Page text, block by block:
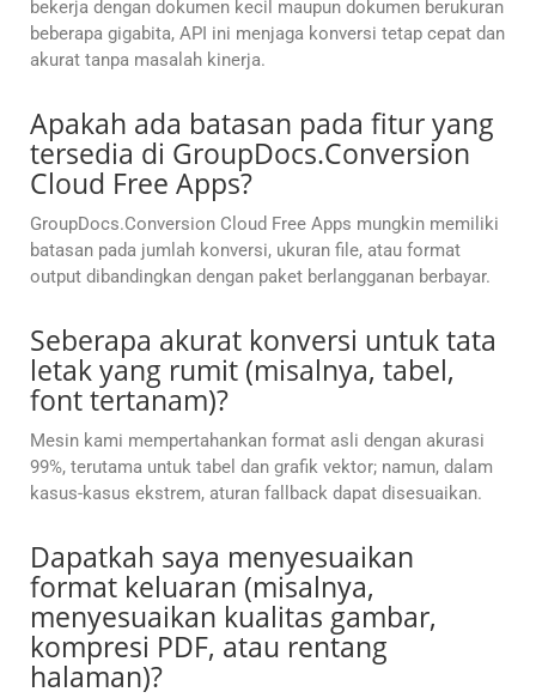
bekerja dengan dokumen kecil maupun dokumen berukuran
beberapa gigabita, API ini menjaga konversi tetap cepat dan
akurat tanpa masalah kinerja.
Apakah ada batasan pada fitur yang
tersedia di GroupDocs.Conversion
Cloud Free Apps?
GroupDocs.Conversion Cloud Free Apps mungkin memiliki
batasan pada jumlah konversi, ukuran file, atau format
output dibandingkan dengan paket berlangganan berbayar.
Seberapa akurat konversi untuk tata
letak yang rumit (misalnya, tabel,
font tertanam)?
Mesin kami mempertahankan format asli dengan akurasi
99%, terutama untuk tabel dan grafik vektor; namun, dalam
kasus-kasus ekstrem, aturan fallback dapat disesuaikan.
Dapatkah saya menyesuaikan
format keluaran (misalnya,
menyesuaikan kualitas gambar,
kompresi PDF, atau rentang
halaman)?